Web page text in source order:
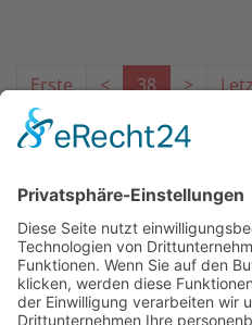
Erste < 38 >
Das Projekt zur
Ansprechstellen für
Hessen wird gefördert aus
Integrationsamtes. Das
des Hessischen
Jugend und Soziales von
Bildungswerks der